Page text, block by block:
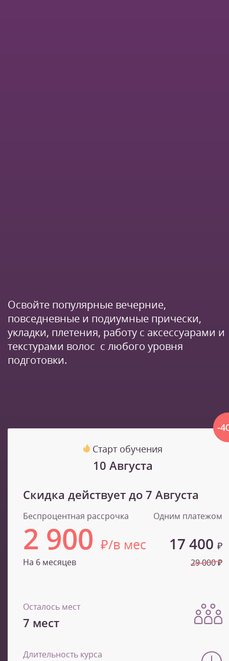
Освойте популярные вечерние,
повседневные и подиумные прически,
укладки, плетения, работу с аксессуарами и
текстурами волос с любого уровня
подготовки.
-
Старт обучения
10 Августа
Скидка действует до 7 Августа
Беспроцентная рассрочка
2 900 ₽/в мес
На 6 месяцев
Одним платежом
17 400 ₽
29 000 ₽
Осталось мест
7 мест
Длительность курса